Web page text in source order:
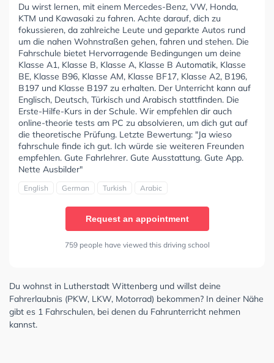
Du wirst lernen, mit einem Mercedes-Benz, VW, Honda,
KTM und Kawasaki zu fahren. Achte darauf, dich zu
fokussieren, da zahlreiche Leute und geparkte Autos rund
um die nahen Wohnstraßen gehen, fahren und stehen. Die
Fahrschule bietet Hervorragende Bedingungen um deine
Klasse A1, Klasse B, Klasse A, Klasse B Automatik, Klasse
BE, Klasse B96, Klasse AM, Klasse BF17, Klasse A2, B196,
B197 und Klasse B197 zu erhalten. Der Unterricht kann auf
Englisch, Deutsch, Türkisch und Arabisch stattfinden. Die
Erste-Hilfe-Kurs in der Schule. Wir empfehlen dir auch
online-theorie tests am PC zu absolvieren, um dich gut auf
die theoretische Prüfung. Letzte Bewertung: "Ja wieso
fahrschule finde ich gut. Ich würde sie weiteren Freunden
empfehlen. Gute Fahrlehrer. Gute Ausstattung. Gute App.
Nette Ausbilder"
English German Turkish Arabic
Request an appointment
759 people have viewed this driving school
Du wohnst in Lutherstadt Wittenberg und willst deine
Fahrerlaubnis (PKW, LKW, Motorrad) bekommen? In deiner Nähe
gibt es 1 Fahrschulen, bei denen du Fahrunterricht nehmen
kannst.